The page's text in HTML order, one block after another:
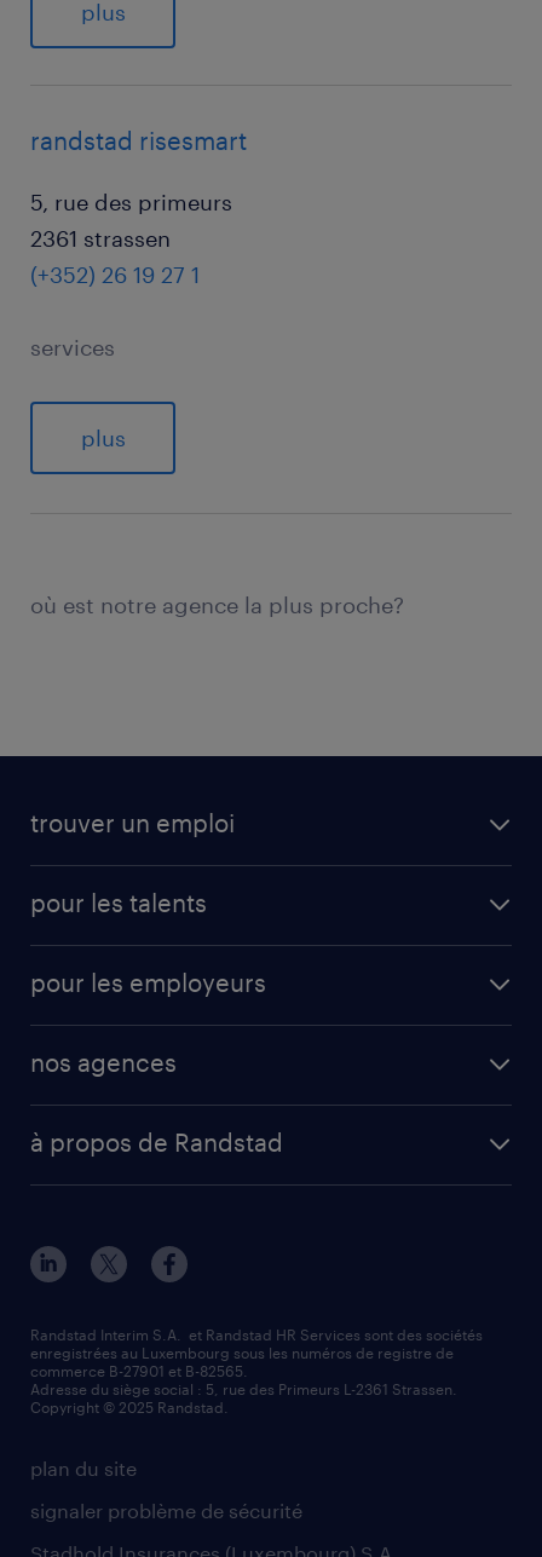
où est notre agence la plus proche?
plus
randstad risesmart
5, rue des primeurs
2361 strassen
(+352) 26 19 27 1
services
plus
trouver un emploi
cdi
pour les talents
professional
votre lettre de motivation
tout savoir sur l'intérim
pour les employeurs
professional
recherche de personnel
demander à être contacté
mag RH
nos agences
Esch-sur-Alzette (rue de Luxembourg)
Strassen
Wiltz
à propos de Randstad
notre histoire
responsabilité
valeurs et mission
information importante
randstad dans le monde
plan du site
signaler problème de sécurité
Randstad Interim S.A. et Randstad HR Services sont des sociétés
enregistrées au Luxembourg sous les numéros de registre de
commerce B-27901 et B-82565.
Adresse du siège social : 5, rue des Primeurs L-2361 Strassen.
Copyright © 2025 Randstad.